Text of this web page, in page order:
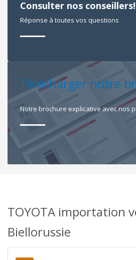
Consulter nos conseillers!
Réponse à toutes vos questions
Télécharger notre
Notre brochure explicative avec nos
TOYOTA importation
Biellorussie